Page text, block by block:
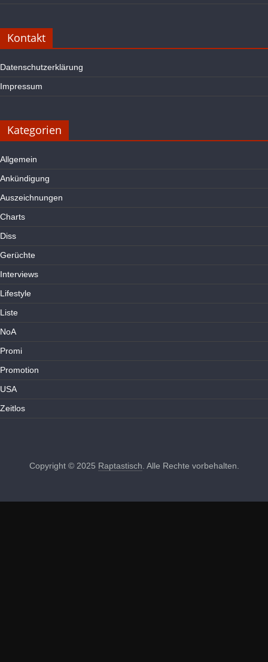
Kontakt
Datenschutzerklärung
Impressum
Kategorien
Allgemein
Ankündigung
Auszeichnungen
Charts
Diss
Gerüchte
Interviews
Lifestyle
Liste
NoA
Promi
Promotion
USA
Zeitlos
Copyright © 2025 Raptastisch . Alle Rechte vorbehalten.